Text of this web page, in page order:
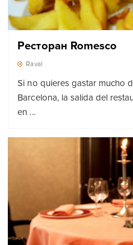
Ресторан Romesco
Raval
Si no quieres gastar mucho
Barcelona, la salida del
en ...